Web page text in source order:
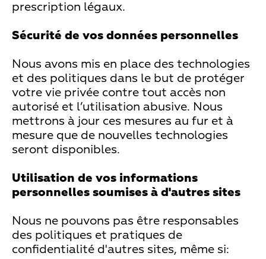
prescription légaux.
Sécurité de vos données personnelles
Nous avons mis en place des technologies
et des politiques dans le but de protéger
votre vie privée contre tout accès non
autorisé et l’utilisation abusive. Nous
mettrons à jour ces mesures au fur et à
mesure que de nouvelles technologies
seront disponibles.
Utilisation de vos informations
personnelles soumises à d'autres sites
Nous ne pouvons pas être responsables
des politiques et pratiques de
confidentialité d'autres sites, même si: